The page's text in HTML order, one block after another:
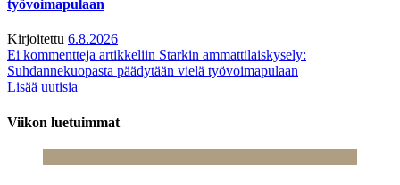
työvoimapulaan
Kirjoitettu 6.8.2026
Ei kommentteja artikkeliin Starkin ammattilaiskysely:
Suhdannekuopasta päädytään vielä työvoimapulaan
Lisää uutisia
Viikon luetuimmat